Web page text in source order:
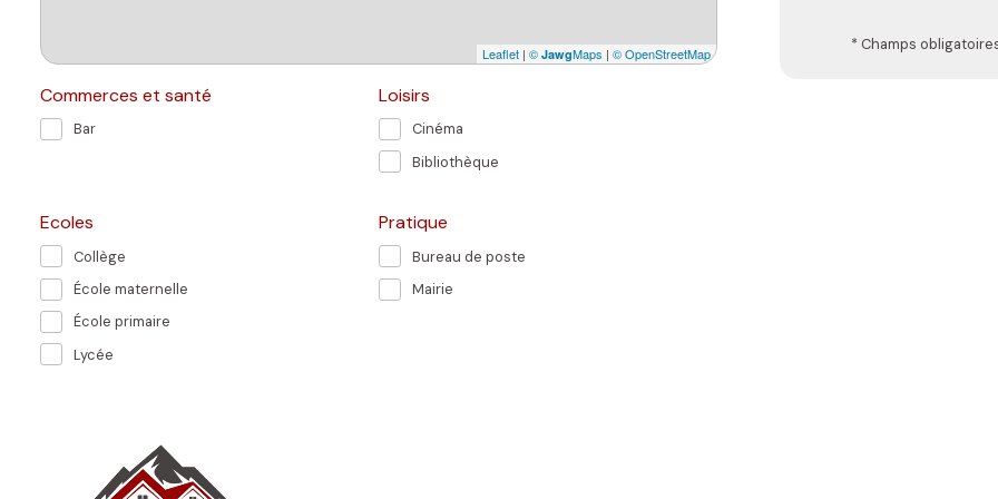
Leaflet | © JawgMaps | © OpenStreetMap
Commerces et santé
Bar
Loisirs
Cinéma
Bibliothèque
Ecoles
Collège
École maternelle
École primaire
Lycée
Pratique
Bureau de poste
Mairie
* Champs